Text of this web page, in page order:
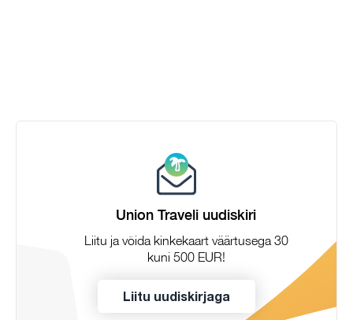
Union Traveli uudiskiri
Liitu ja võida kinkekaart väärtusega 30
kuni 500 EUR!
Liitu uudiskirjaga